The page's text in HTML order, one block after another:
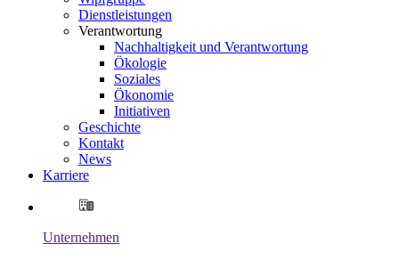
Dienstleistungen
Verantwortung
Nachhaltigkeit und Verantwortung
Ökologie
Soziales
Ökonomie
Initiativen
Geschichte
Kontakt
News
Karriere
Unternehmen